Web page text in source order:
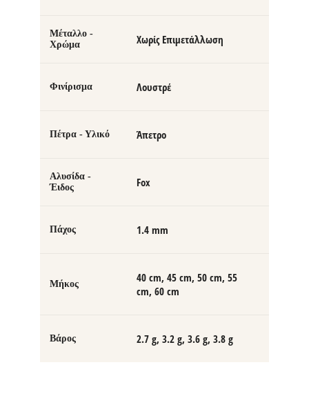
Μέταλλο -
Χρώμα
Χωρίς Επιμετάλλωση
Φινίρισμα Λουστρέ
Πέτρα - Υλικό Άπετρο
Αλυσίδα -
Έιδος
Fox
Πάχος 1.4 mm
Μήκος
40 cm, 45 cm, 50 cm, 55
cm, 60 cm
Βάρος 2.7 g, 3.2 g, 3.6 g, 3.8 g